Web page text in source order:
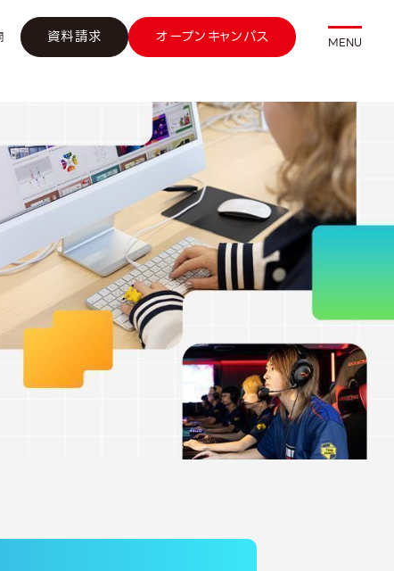
資料請求 オープンキャンパス MENU